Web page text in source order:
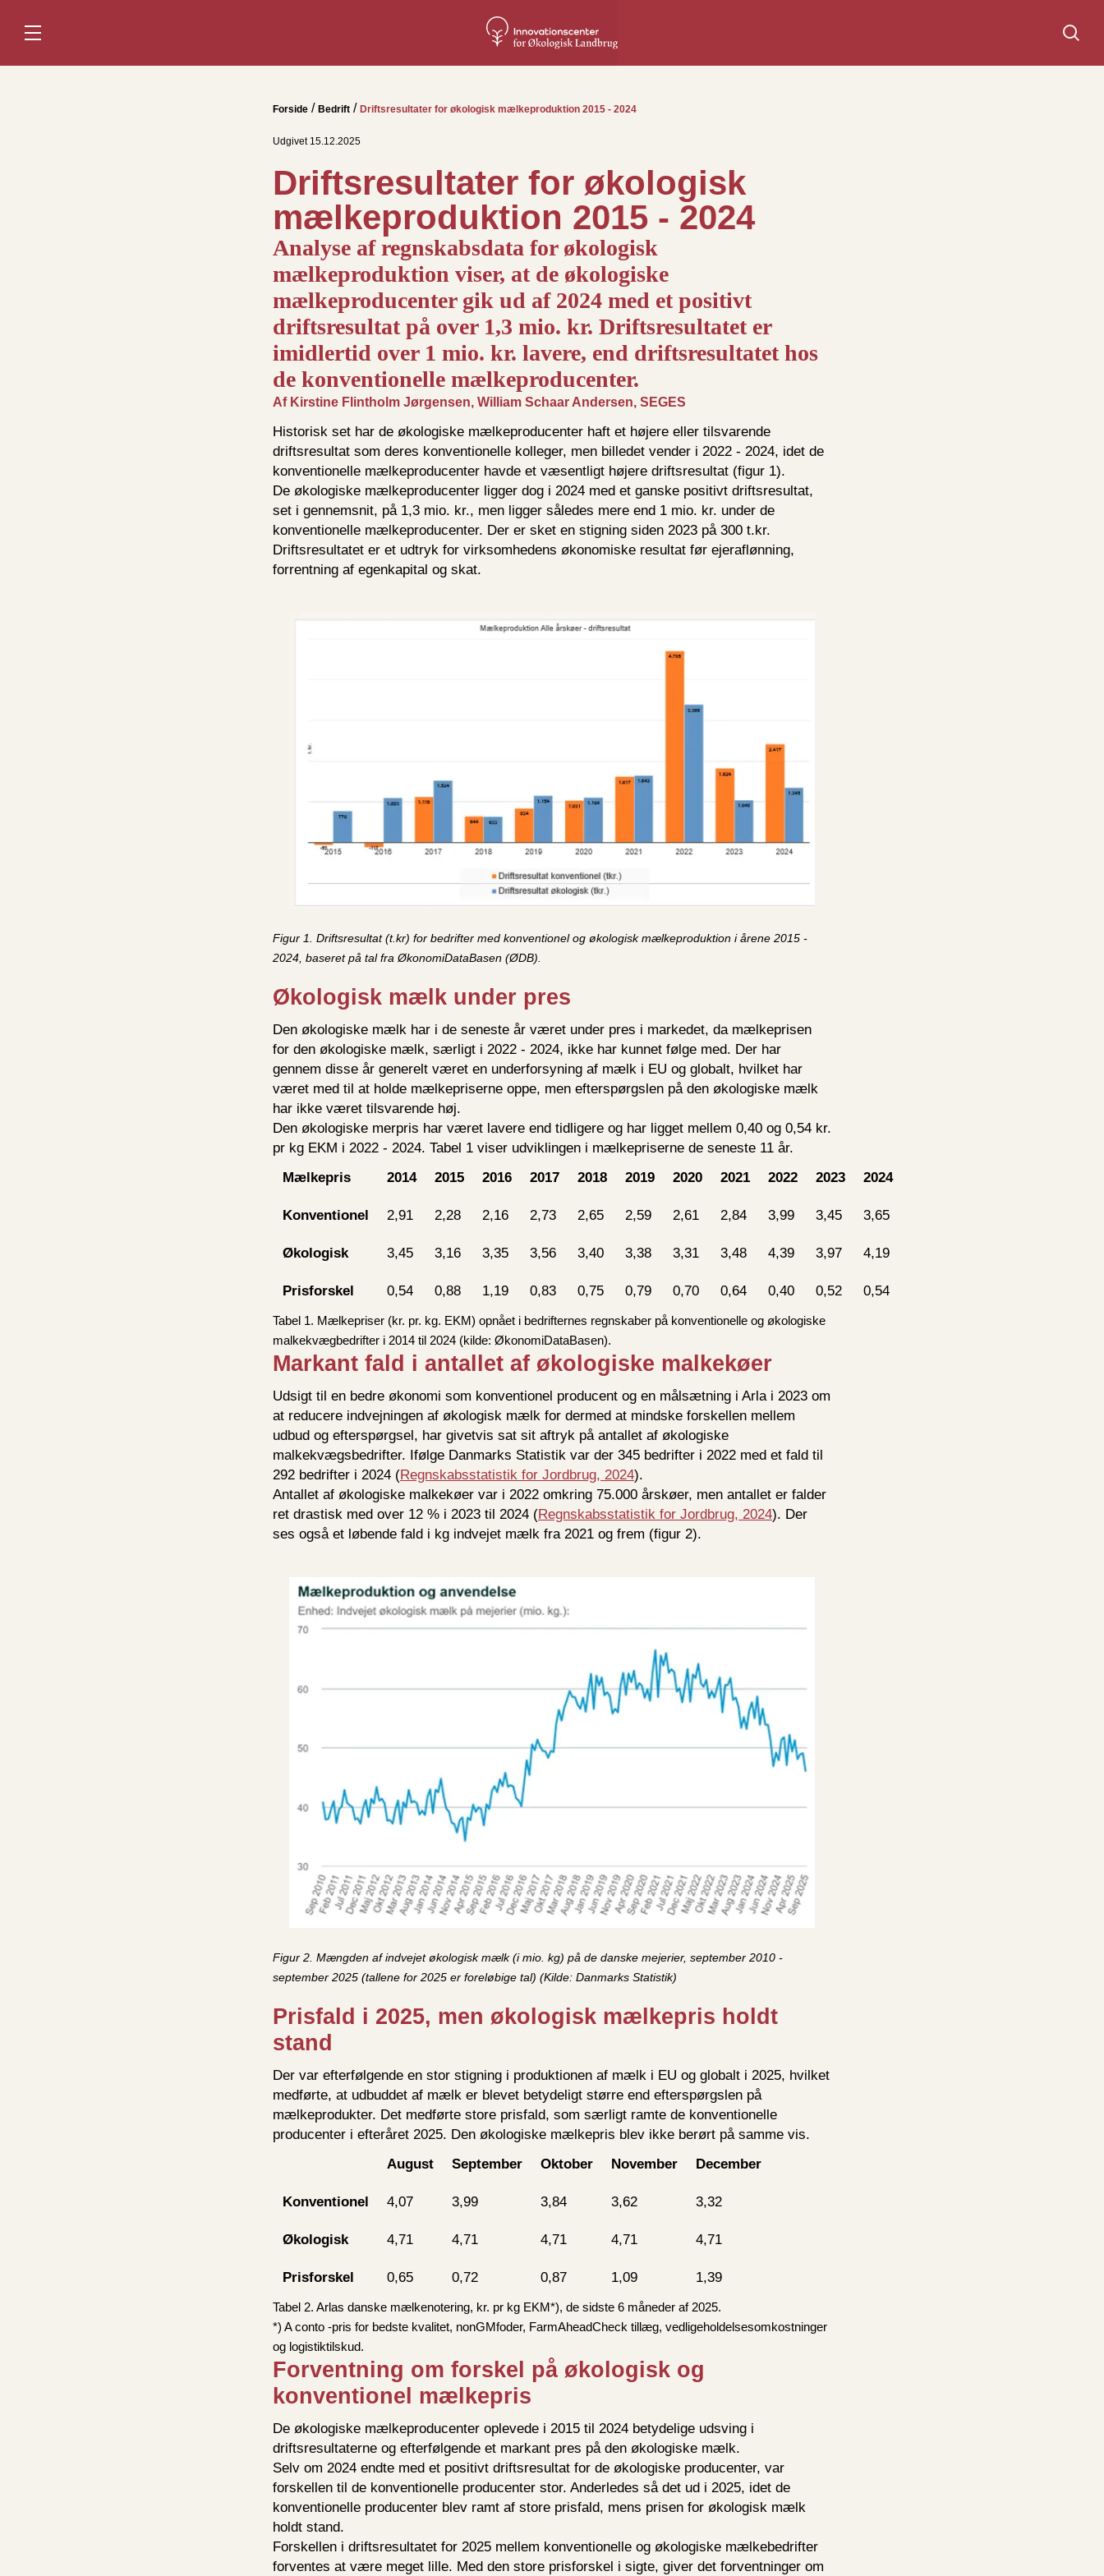
Søg
Forside Bedrift Driftsresultater for økologisk mælkeproduktion 2015 - 2024
Udgivet 15.12.2025
Driftsresultater for økologisk
mælkeproduktion 2015 - 2024
Analyse af regnskabsdata for økologisk
mælkeproduktion viser, at de økologiske
mælkeproducenter gik ud af 2024 med et positivt
driftsresultat på over 1,3 mio. kr. Driftsresultatet er
imidlertid over 1 mio. kr. lavere, end driftsresultatet hos
de konventionelle mælkeproducenter.
Af Kirstine Flintholm Jørgensen, William Schaar Andersen, SEGES
Historisk set har de økologiske mælkeproducenter haft et højere eller tilsvarende
driftsresultat som deres konventionelle kolleger, men billedet vender i 2022 - 2024, idet de
konventionelle mælkeproducenter havde et væsentligt højere driftsresultat (figur 1).
De økologiske mælkeproducenter ligger dog i 2024 med et ganske positivt driftsresultat,
set i gennemsnit, på 1,3 mio. kr., men ligger således mere end 1 mio. kr. under de
konventionelle mælkeproducenter. Der er sket en stigning siden 2023 på 300 t.kr.
Driftsresultatet er et udtryk for virksomhedens økonomiske resultat før ejeraflønning,
forrentning af egenkapital og skat.
Figur 1. Driftsresultat (t.kr) for bedrifter med konventionel og økologisk mælkeproduktion i årene 2015 -
2024, baseret på tal fra ØkonomiDataBasen (ØDB).
Økologisk mælk under pres
Den økologiske mælk har i de seneste år været under pres i markedet, da mælkeprisen
for den økologiske mælk, særligt i 2022 - 2024, ikke har kunnet følge med. Der har
gennem disse år generelt været en underforsyning af mælk i EU og globalt, hvilket har
været med til at holde mælkepriserne oppe, men efterspørgslen på den økologiske mælk
har ikke været tilsvarende høj.
Den økologiske merpris har været lavere end tidligere og har ligget mellem 0,40 og 0,54 kr.
pr kg EKM i 2022 - 2024. Tabel 1 viser udviklingen i mælkepriserne de seneste 11 år.
Mælkepris
2014 2015 2016 2017 2018 2019 2020 2021 2022 2023 2024
Konventionel 2,91 2,28 2,16 2,73 2,65 2,59 2,61 2,84 3,99 3,45 3,65
Økologisk 3,45 3,16 3,35 3,56 3,40 3,38 3,31 3,48 4,39 3,97 4,19
Prisforskel 0,54 0,88 1,19 0,83 0,75 0,79 0,70 0,64 0,40 0,52 0,54
Tabel 1. Mælkepriser (kr. pr. kg. EKM) opnået i bedrifternes regnskaber på konventionelle og økologiske
malkekvægbedrifter i 2014 til 2024 (kilde: ØkonomiDataBasen).
Markant fald i antallet af økologiske malkekøer
Udsigt til en bedre økonomi som konventionel producent og en målsætning i Arla i 2023 om
at reducere indvejningen af økologisk mælk for dermed at mindske forskellen mellem
udbud og efterspørgsel, har givetvis sat sit aftryk på antallet af økologiske
malkekvægsbedrifter. Ifølge Danmarks Statistik var der 345 bedrifter i 2022 med et fald til
292 bedrifter i 2024 (Regnskabsstatistik for Jordbrug, 2024).
Antallet af økologiske malkekøer var i 2022 omkring 75.000 årskøer, men antallet er falder
ret drastisk med over 12 % i 2023 til 2024 (Regnskabsstatistik for Jordbrug, 2024). Der
ses også et løbende fald i kg indvejet mælk fra 2021 og frem (figur 2).
Figur 2. Mængden af indvejet økologisk mælk (i mio. kg) på de danske mejerier, september 2010 -
september 2025 (tallene for 2025 er foreløbige tal) (Kilde: Danmarks Statistik)
Prisfald i 2025, men økologisk mælkepris holdt
stand
Der var efterfølgende en stor stigning i produktionen af mælk i EU og globalt i 2025, hvilket
medførte, at udbuddet af mælk er blevet betydeligt større end efterspørgslen på
mælkeprodukter. Det medførte store prisfald, som særligt ramte de konventionelle
producenter i efteråret 2025. Den økologiske mælkepris blev ikke berørt på samme vis.
August
September Oktober November December
Konventionel 4,07 3,99 3,84 3,62 3,32
Økologisk 4,71 4,71 4,71 4,71 4,71
Prisforskel 0,65 0,72 0,87 1,09 1,39
Tabel 2. Arlas danske mælkenotering, kr. pr kg EKM*), de sidste 6 måneder af 2025.
*) A conto -pris for bedste kvalitet, nonGMfoder, FarmAheadCheck tillæg, vedligeholdelsesomkostninger
og logistiktilskud.
Forventning om forskel på økologisk og
konventionel mælkepris
De økologiske mælkeproducenter oplevede i 2015 til 2024 betydelige udsving i
driftsresultaterne og efterfølgende et markant pres på den økologiske mælk.
Selv om 2024 endte med et positivt driftsresultat for de økologiske producenter, var
forskellen til de konventionelle producenter stor. Anderledes så det ud i 2025, idet de
konventionelle producenter blev ramt af store prisfald, mens prisen for økologisk mælk
holdt stand.
Forskellen i driftsresultatet for 2025 mellem konventionelle og økologiske mælkebedrifter
forventes at være meget lille. Med den store prisforskel i sigte, giver det forventninger om